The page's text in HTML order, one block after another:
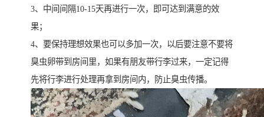
3、中间间隔10-15天再进行一次，即可达到满意的效
果；
4、要保持理想效果也可以多加一次，以后要注意不要将
臭虫卵带到房间里，如果有朋友带行李过来，一定记得
先将行李进行处理再拿到房间内，防止臭虫传播。